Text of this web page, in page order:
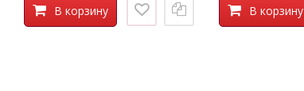
В корзину В корзину